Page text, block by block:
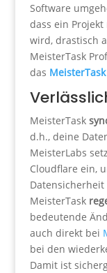
Software
dass ein
wird, drastisch
MeisterTask
das
MeisterTask
d.h., deine
MeisterLabs
Cloudflare ein,
MeisterTask
bedeutende
auch direkt bei
bei den
Damit ist